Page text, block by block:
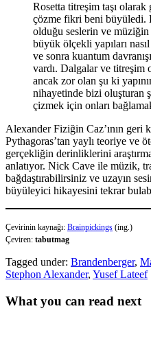
Rosetta titreşim taşı
çözme fikri beni büyüledi.
olduğu seslerin ve müziğin
büyük ölçekli yapıları
ve sonra kuantum
vardı. Dalgalar ve titreşim
ancak zor olan şu ki
nihayetinde bizi oluşturan
çizmek için onları
Alexander Fiziğin Caz’ının geri
Pythagoras’tan yaylı teoriye ve
gerçekliğin derinliklerini
anlatıyor. Nick Cave ile müzik,
bağdaştırabilirsiniz ve uzayın
büyüleyici hikayesini tekrar
Çevirinin kaynağı: Brainpickings (ing.)
Çeviren: tabutmag
Tagged under: Brandenberger,
Stephon Alexander, Yusef Lateef
What you can read next